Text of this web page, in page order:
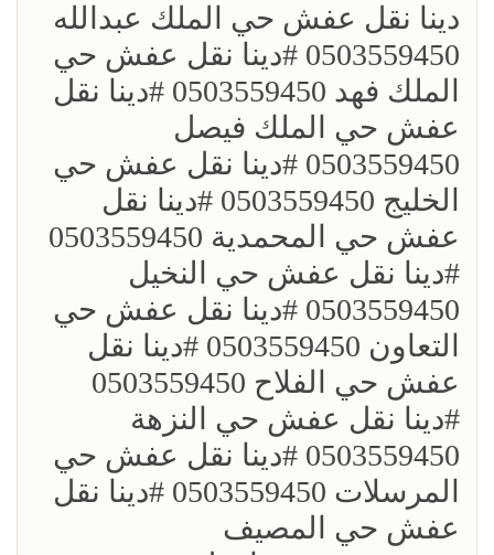
؜دينا نقل عفش حي الملك عبدالله
0503559450 ؜#دينا نقل عفش حي
الملك فهد 0503559450 ؜#دينا نقل
عفش حي الملك فيصل
0503559450 ؜#دينا نقل عفش حي
الخليج 0503559450 ؜#دينا نقل
عفش حي المحمدية 0503559450
؜#دينا نقل عفش حي النخيل
0503559450 ؜#دينا نقل عفش حي
التعاون 0503559450 ؜#دينا نقل
عفش حي الفلاح 0503559450
؜؜#دينا نقل عفش حي النزهة
0503559450 ؜#دينا نقل عفش حي
المرسلات 0503559450 ؜#دينا نقل
عفش حي المصيف